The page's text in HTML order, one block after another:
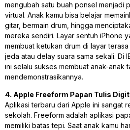
mengubah satu buah ponsel menjadi
virtual. Anak kamu bisa belajar
gitar, bermain drum, hingga
mereka sendiri. Layar sentuh iPhone
membuat ketukan drum di layar
jeda atau delay suara sama sekali. Di
ini selalu sukses membuat anak-anak
mendemonstrasikannya.
4. Apple Freeform Papan Tulis
Aplikasi terbaru dari Apple ini sangat
sekolah. Freeform adalah aplikasi
memiliki batas tepi. Saat anak kamu